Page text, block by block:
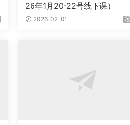
26年1月20-22号线下课）
2026-02-01